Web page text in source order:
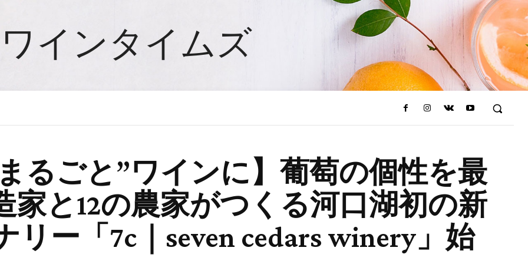
ワインタイムズ
るごと”ワインに】葡萄の個性を最
家と12の農家がつくる河口湖初の新
ー「7c｜seven cedars winery」始